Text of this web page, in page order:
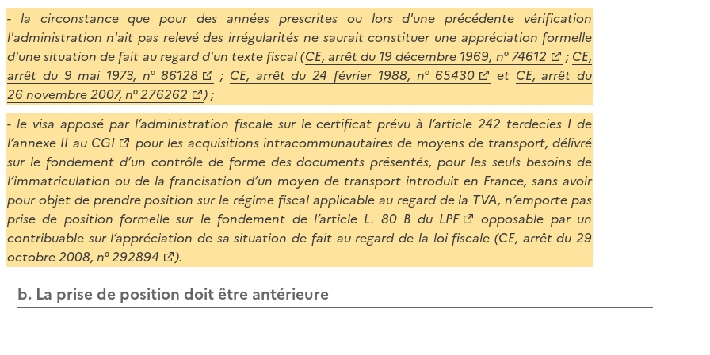
- la circonstance que pour des années prescrites ou lors d'une précédente vérification
l'administration n'ait pas relevé des irrégularités ne saurait constituer une appréciation formelle
d'une situation de fait au regard d'un texte fiscal (CE, arrêt du 19 décembre 1969, n° 74612 ; CE,
arrêt du 9 mai 1973, n° 86128
; CE, arrêt du 24 février 1988, n° 65430 et CE, arrêt du
26 novembre 2007, n° 276262
) ;
- le visa apposé par l’administration fiscale sur le certificat prévu à l’article 242 terdecies I de
l’annexe II au CGI
pour les acquisitions intracommunautaires de moyens de transport, délivré
sur le fondement d’un contrôle de forme des documents présentés, pour les seuls besoins de
l’immatriculation ou de la francisation d’un moyen de transport introduit en France, sans avoir
pour objet de prendre position sur le régime fiscal applicable au regard de la TVA, n’emporte pas
prise de position formelle sur le fondement de l’article L. 80 B du LPF
opposable par un
contribuable sur l’appréciation de sa situation de fait au regard de la loi fiscale (CE, arrêt du 29
octobre 2008, n° 292894
).
b. La prise de position doit être antérieure